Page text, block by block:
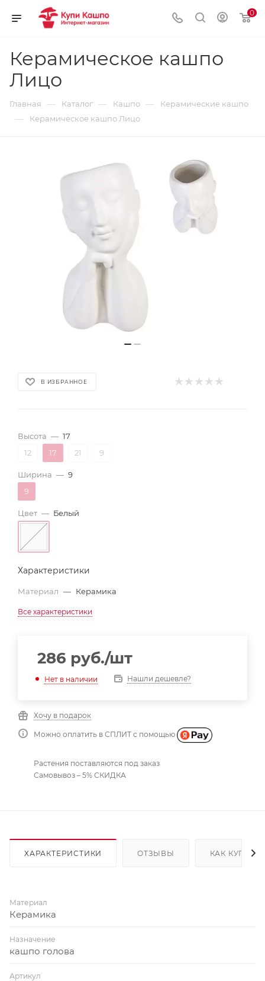
0
Керамическое кашпо
Лицо
Главная — Каталог — Кашпо — Керамические кашпо
— Керамическое кашпо Лицо
В ИЗБРАННОЕ
Высота — 17
12
17 21 9
Ширина — 9
9
Цвет — Белый
Характеристики
Материал — Керамика
Все характеристики
286 руб./шт
Нет в наличии Нашли дешевле?
Хочу в подарок
Можно оплатить в СПЛИТ с помощью
Растения поставляются под заказ
Самовывоз – 5% СКИДКА
ХАРАКТЕРИСТИКИ ОТЗЫВЫ КАК КУПИТЬ
Материал
Керамика
Назначение
кашпо голова
Артикул